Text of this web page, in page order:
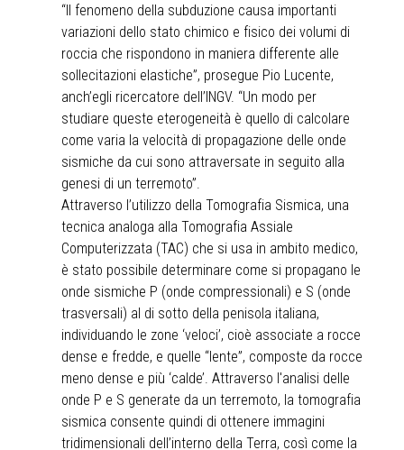
“Il fenomeno della subduzione causa importanti
variazioni dello stato chimico e fisico dei volumi di
roccia che rispondono in maniera differente alle
sollecitazioni elastiche”, prosegue Pio Lucente,
anch’egli ricercatore dell’INGV. “Un modo per
studiare queste eterogeneità è quello di calcolare
come varia la velocità di propagazione delle onde
sismiche da cui sono attraversate in seguito alla
genesi di un terremoto”.
Attraverso l’utilizzo della Tomografia Sismica, una
tecnica analoga alla Tomografia Assiale
Computerizzata (TAC) che si usa in ambito medico,
è stato possibile determinare come si propagano le
onde sismiche P (onde compressionali) e S (onde
trasversali) al di sotto della penisola italiana,
individuando le zone ‘veloci’, cioè associate a rocce
dense e fredde, e quelle “lente”, composte da rocce
meno dense e più ‘calde’. Attraverso l'analisi delle
onde P e S generate da un terremoto, la tomografia
sismica consente quindi di ottenere immagini
tridimensionali dell’interno della Terra, così come la